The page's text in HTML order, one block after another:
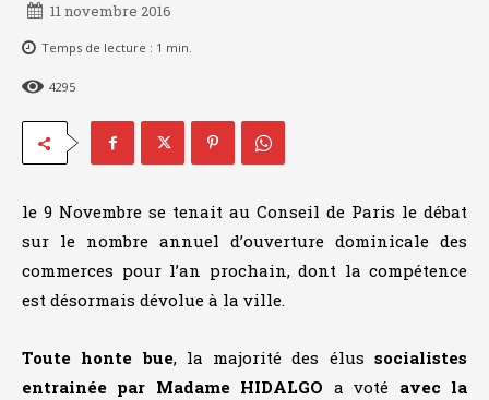
11 novembre 2016
Temps de lecture : 1 min.
4295
le 9 Novembre se tenait au Conseil de Paris le débat
sur le nombre annuel d’ouverture dominicale des
commerces pour l’an prochain, dont la compétence
est désormais dévolue à la ville.
Toute honte bue, la majorité des élussocialistes
entrainée par Madame HIDALGO a voté avec la